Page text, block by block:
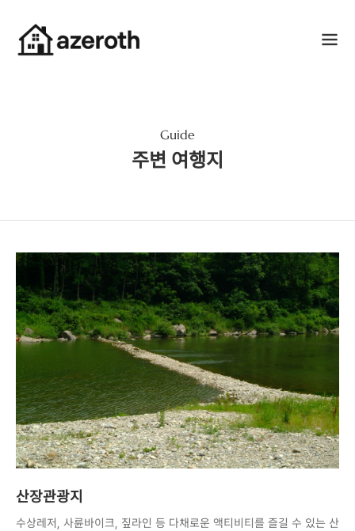
Guide
주변 여행지
산장관광지
수상레저, 사륜바이크, 짚라인 등 다채로운 액티비티를 즐길 수 있는 산